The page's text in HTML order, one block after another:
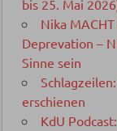
bis 25. Mai
Nika
Deprevation –
Sinne sein
erschienen
KdU